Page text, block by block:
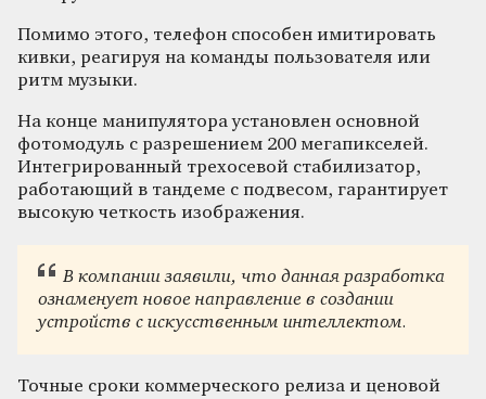
Помимо этого, телефон способен имитировать
кивки, реагируя на команды пользователя или
ритм музыки.
На конце манипулятора установлен основной
фотомодуль с разрешением 200 мегапикселей.
Интегрированный трехосевой стабилизатор,
работающий в тандеме с подвесом, гарантирует
высокую четкость изображения.
В компании заявили, что данная разработка
ознаменует новое направление в создании
устройств с искусственным интеллектом.
Точные сроки коммерческого релиза и ценовой